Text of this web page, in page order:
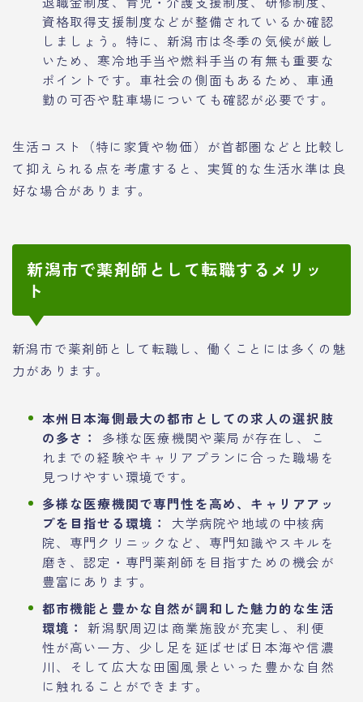
資格取得支援制度などが整備されているか確認
しましょう。特に、新潟市は冬季の気候が厳し
いため、寒冷地手当や燃料手当の有無も重要な
ポイントです。車社会の側面もあるため、車通
勤の可否や駐車場についても確認が必要です。
生活コスト（特に家賃や物価）が首都圏などと比較し
て抑えられる点を考慮すると、実質的な生活水準は良
好な場合があります。
新潟市で薬剤師として転職するメリッ
ト
新潟市で薬剤師として転職し、働くことには多くの魅
力があります。
本州日本海側最大の都市としての求人の選択肢
の多さ：
多様な医療機関や薬局が存在し、こ
れまでの経験やキャリアプランに合った職場を
見つけやすい環境です。
多様な医療機関で専門性を高め、キャリアアッ
プを目指せる環境：
大学病院や地域の中核病
院、専門クリニックなど、専門知識やスキルを
磨き、認定・専門薬剤師を目指すための機会が
豊富にあります。
都市機能と豊かな自然が調和した魅力的な生活
環境：
新潟駅周辺は商業施設が充実し、利便
性が高い一方、少し足を延ばせば日本海や信濃
川、そして広大な田園風景といった豊かな自然
に触れることができます。